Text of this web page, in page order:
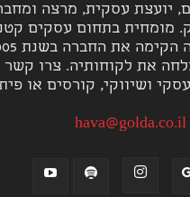
יועצת עסקית, מרצה
מומחית בתחום עסקים
את לקוחותיה. צרו קשר
עסקי ושיווקי, קורסים או
hava@golda.co.il